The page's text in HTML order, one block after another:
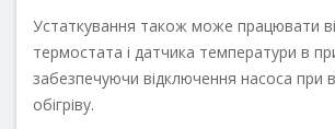
Устаткування також може працювати
термостата і датчика температури в
забезпечуючи відключення насоса при
обігріву.